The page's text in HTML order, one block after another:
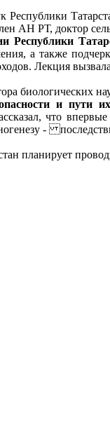
АН РТ, доктор
Республики
а также
Лекция
биологических
и пути
что
-
планирует